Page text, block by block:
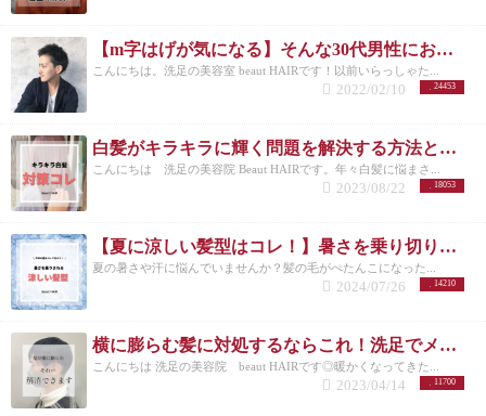
【m字はげが気になる】そんな30代男性におすすめの髪型3選！
こんにちは。洗足の美容室 beaut HAIRです！以前いらっしゃた...
24453
2022/02/10
白髪がキラキラに輝く問題を解決する方法とは？白髪を活かしたカラーも紹介
こんにちは 洗足の美容院 Beaut HAIRです。年々白髪に悩まさ...
18053
2023/08/22
【夏に涼しい髪型はコレ！】暑さを乗り切りたいメンズさんにオススメの髪型とは？
夏の暑さや汗に悩んでいませんか？髪の毛がぺたんこになった...
14210
2024/07/26
横に膨らむ髪に対処するならこれ！洗足でメンズカットが得意な美容院が紹介◎
こんにちは 洗足の美容院 beaut HAIRです◎暖かくなってきた...
11700
2023/04/14